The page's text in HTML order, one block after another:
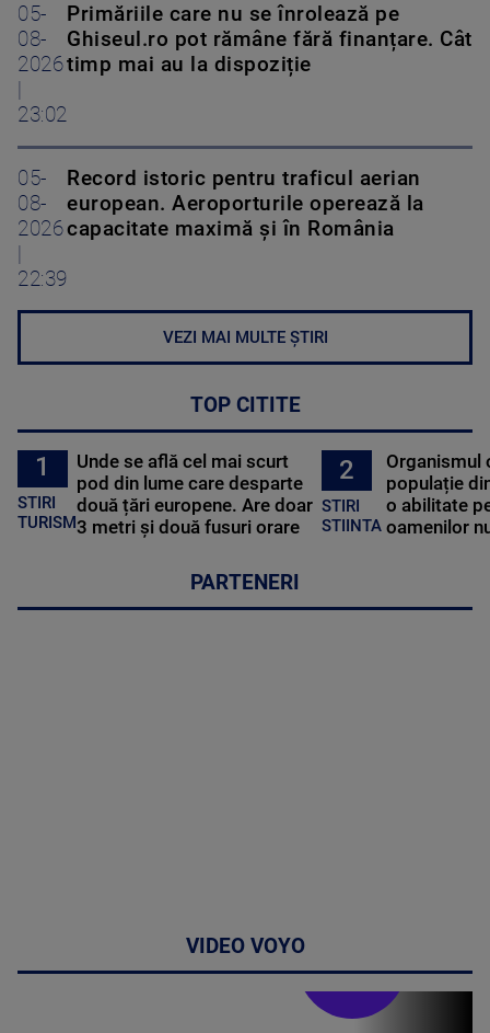
05-
08-
2026
23:02
Primăriile care nu se înrolează pe
Ghiseul.ro pot rămâne fără finanțare. Cât
timp mai au la dispoziție
05-
08-
2026
22:39
Record istoric pentru traficul aerian
european. Aeroporturile operează la
capacitate maximă și în România
VEZI MAI MULTE ȘTIRI
TOP CITITE
1
STIRI
TURISM
Unde se află cel mai scurt
pod din lume care desparte
două țări europene. Are doar
3 metri și două fusuri orare
2
STIRI
STIINTA
Organismul
populație
o abilitate
oamenilor
PARTENERI
VIDEO VOYO